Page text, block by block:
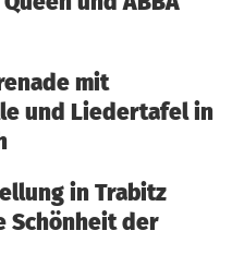
mit
und Liedertafel in
in Trabitz
Schönheit der